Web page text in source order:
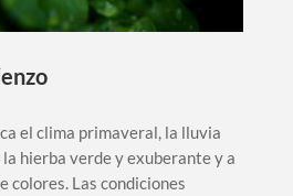
el clima primaveral, la lluvia
hierba verde y exuberante y a
colores. Las condiciones